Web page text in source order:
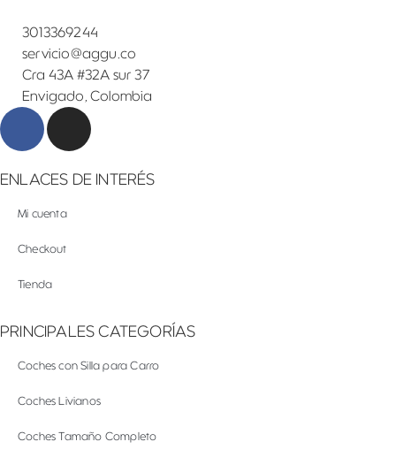
3013369244
servicio@aggu.co
Cra 43A #32A sur 37
Envigado, Colombia
ENLACES DE INTERÉS
Mi cuenta
Checkout
Tienda
PRINCIPALES CATEGORÍAS
Coches con Silla para Carro
Coches Livianos
Coches Tamaño Completo